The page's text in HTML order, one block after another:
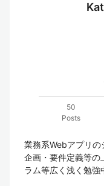
50
Posts
業務系Webアプリの
企画・要件定義等の